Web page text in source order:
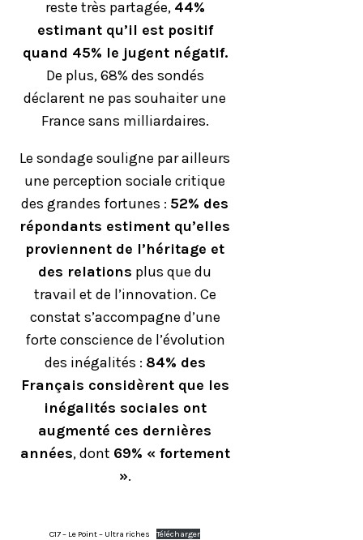
reste très partagée, 44%
estimant qu’il est positif
quand 45% le jugent négatif.
De plus, 68% des sondés
déclarent ne pas souhaiter une
France sans milliardaires.
Le sondage souligne par ailleurs
une perception sociale critique
des grandes fortunes : 52% des
répondants estiment qu’elles
proviennent de l’héritage et
des relations plus que du
travail et de l’innovation. Ce
constat s’accompagne d’une
forte conscience de l’évolution
des inégalités : 84% des
Français considèrent que les
inégalités sociales ont
augmenté ces dernières
années, dont 69% « fortement
».
C17 – Le Point – Ultra riches Télécharger